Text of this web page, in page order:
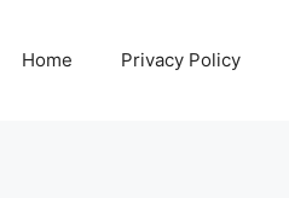
Home Privacy Policy